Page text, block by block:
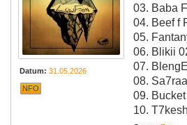
Datum: 31.05.2026
NFO
03. Baba
04. Beef f
05.
06. Blikii
07.
08.
09.
10.